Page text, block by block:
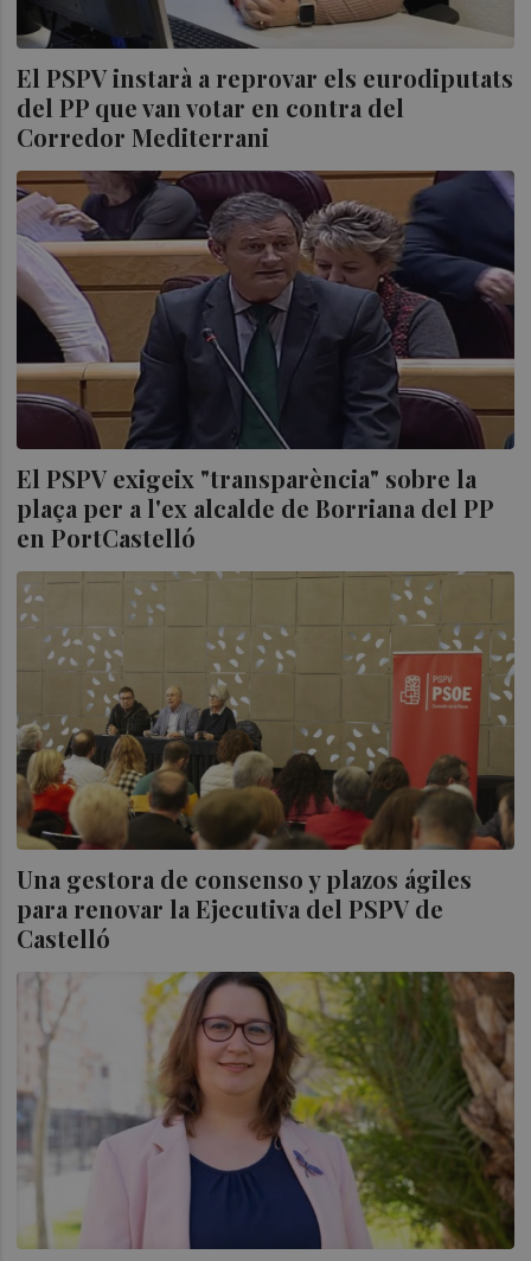
El PSPV instarà a reprovar els eurodiputats
del PP que van votar en contra del
Corredor Mediterrani
El PSPV exigeix "transparència" sobre la
plaça per a l'ex alcalde de Borriana del PP
en PortCastelló
Una gestora de consenso y plazos ágiles
para renovar la Ejecutiva del PSPV de
Castelló